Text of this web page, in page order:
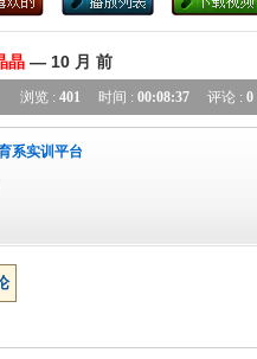
晶 — 10 月 前
浏览 : 401 时间 : 00:08:37 评论 : 0
系实训平台